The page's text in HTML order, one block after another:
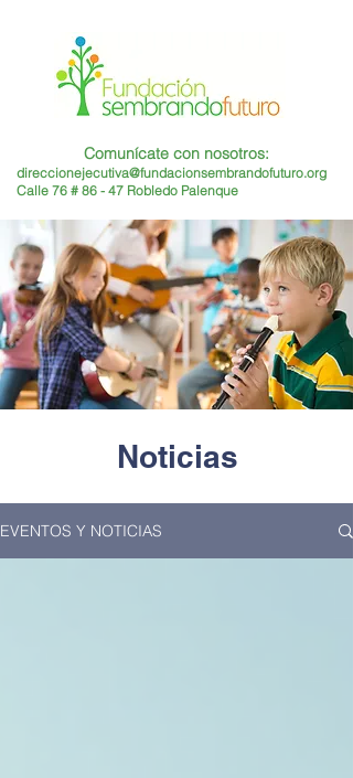
Comunícate con nosotros:
direccionejecutiva@fundacionsembrandofuturo.org
Calle 76 # 86 - 47 Robledo Palenque
Noticias
EVENTOS Y NOTICIAS